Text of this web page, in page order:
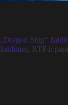
„Dragon Ship“
žaidimas, RTP ir